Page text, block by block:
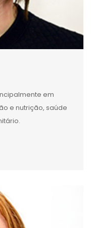
em
e nutrição, saúde